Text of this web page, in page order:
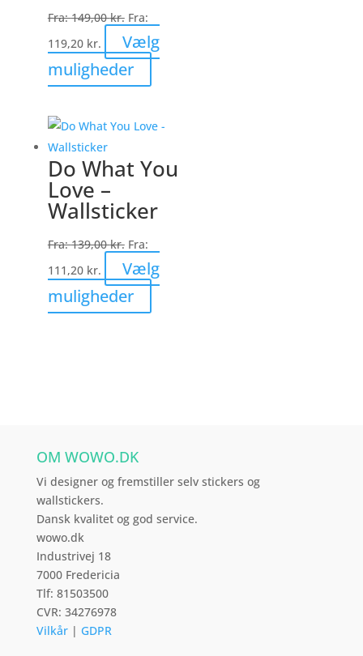
Fra:149,00kr. Fra:
119,20 kr.
Vælg
muligheder
vare
flere
Mulighederne
vælges
varesiden
Do What You
Love –
Wallsticker
Fra:139,00kr. Fra:
111,20 kr.
Vælg
muligheder
vare
varesiden
OM WOWO.DK
Vi designer og fremstiller selv stickers og
wallstickers.
Dansk kvalitet og god service.
wowo.dk
Industrivej 18
7000 Fredericia
Tlf: 81503500
CVR: 34276978
Vilkår| GDPR